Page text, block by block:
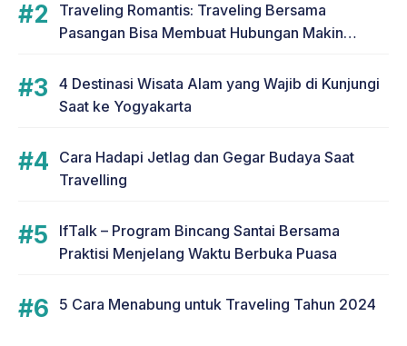
Traveling Romantis: Traveling Bersama
Pasangan Bisa Membuat Hubungan Makin
4 Destinasi Wisata Alam yang Wajib di Kunjungi
Saat ke Yogyakarta
Cara Hadapi Jetlag dan Gegar Budaya Saat
Travelling
IfTalk – Program Bincang Santai Bersama
Praktisi Menjelang Waktu Berbuka Puasa
5 Cara Menabung untuk Traveling Tahun 2024